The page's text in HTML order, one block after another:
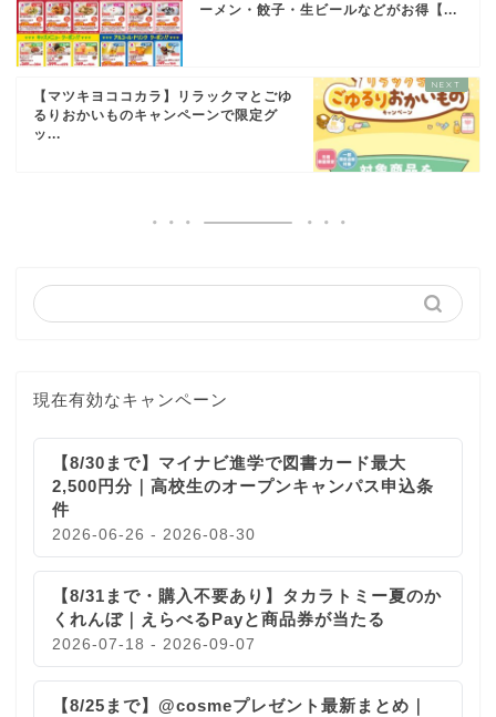
ーメン・餃子・生ビールなどがお得【...
【マツキヨココカラ】リラックマとごゆ
るりおかいものキャンペーンで限定グ
ッ...
現在有効なキャンペーン
【8/30まで】マイナビ進学で図書カード最大
2,500円分｜高校生のオープンキャンパス申込条
件
2026-06-26 - 2026-08-30
【8/31まで・購入不要あり】タカラトミー夏のか
くれんぼ｜えらべるPayと商品券が当たる
2026-07-18 - 2026-09-07
【8/25まで】@cosmeプレゼント最新まとめ｜